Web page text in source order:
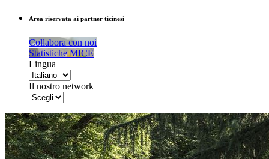
Area riservata ai partner ticinesi
Collabora con noi
Statistiche MICE
Lingua
Il nostro network